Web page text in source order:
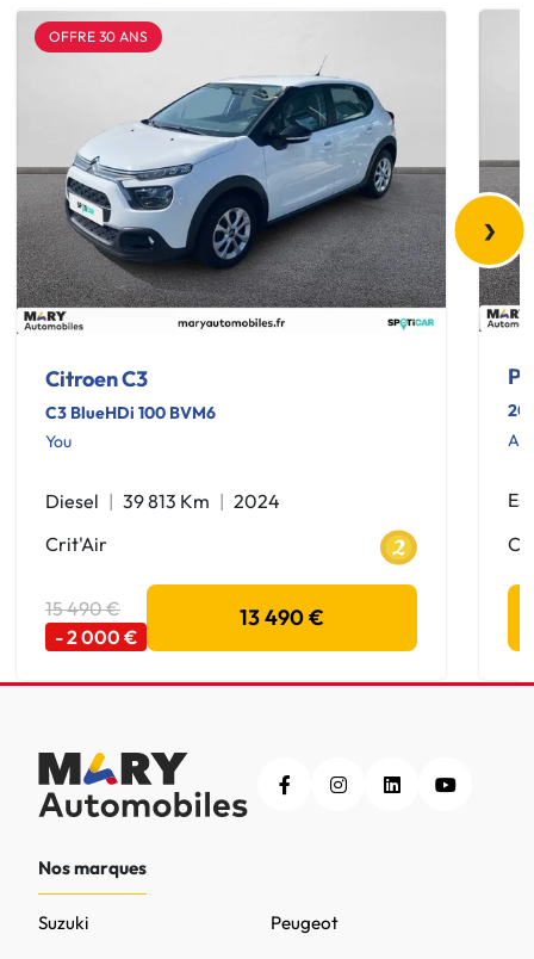
OFFRE 30 ANS
Citroen C3
C3 BlueHDi 100 BVM6
You
Diesel 39 813 Km
2024
Crit'Air
15 490 €
- 2 000 €
13 490 €
›
Nos marques
Peugeot
Suzuki